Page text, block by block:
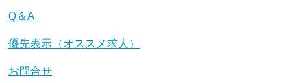
Q＆A
優先表示（オススメ求人）
お問合せ